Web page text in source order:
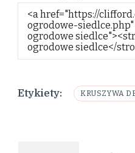
Etykiety: KRUSZYWA